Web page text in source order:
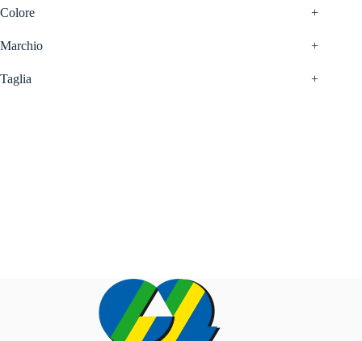
Colore +
Marchio +
Taglia +